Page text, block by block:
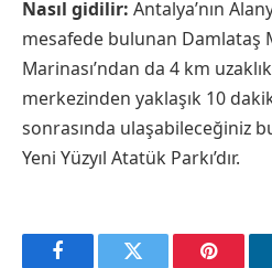
Nasıl gidilir: Antalya’nın
mesafede bulunan Damlataş
Marinası’ndan da 4 km
merkezinden yaklaşık 10
sonrasında ulaşabileceğiniz
Yeni Yüzyıl Atatük Parkı’dır.